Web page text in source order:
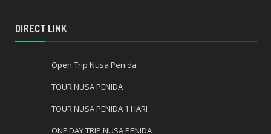
DIRECT LINK
Open Trip Nusa Penida
TOUR NUSA PENIDA
TOUR NUSA PENIDA 1 HARI
ONE DAY TRIP NUSA PENIDA